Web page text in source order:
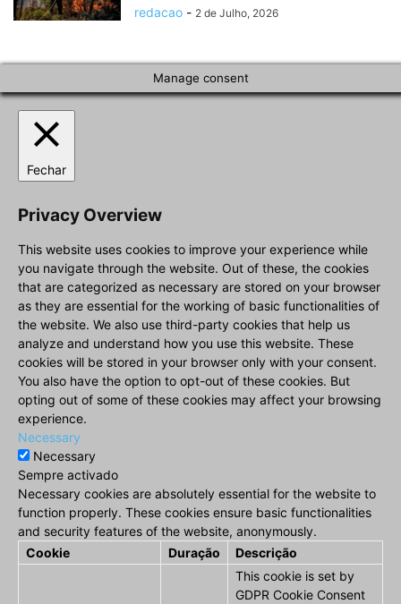
redacao - 2 de Julho, 2026
Manage consent
Fechar
Privacy Overview
This website uses cookies to improve your experience while
you navigate through the website. Out of these, the cookies
that are categorized as necessary are stored on your browser
as they are essential for the working of basic functionalities of
the website. We also use third-party cookies that help us
analyze and understand how you use this website. These
cookies will be stored in your browser only with your consent.
You also have the option to opt-out of these cookies. But
opting out of some of these cookies may affect your browsing
experience.
Necessary
Necessary
Sempre activado
Necessary cookies are absolutely essential for the website to
function properly. These cookies ensure basic functionalities
and security features of the website, anonymously.
Cookie
Duração Descrição
This cookie is set by
GDPR Cookie Consent